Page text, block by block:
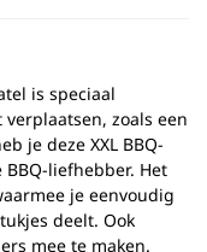
is speciaal
zoals een
je deze XXL BBQ-
liefhebber. Het
je eenvoudig
deelt. Ook
mee te maken.